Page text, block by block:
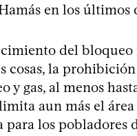
en los últimos
del
cosas, la
y gas, al menos
aun más el área
para los pobladores